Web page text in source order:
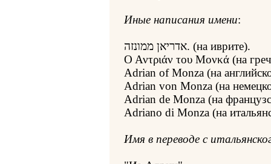
Иные написания имени:
אדריאן ממונזה. (на иврите).
Ο Αντριάν του Μονκά (на
Adrian of Monza (на
Adrian von Monza (на
Adrian de Monza (на
Adriano di Monza (на
Имя в переводе с